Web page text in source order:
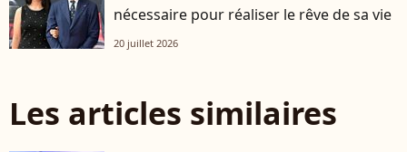
nécessaire pour réaliser le rêve de sa vie
20 juillet 2026
Les articles similaires